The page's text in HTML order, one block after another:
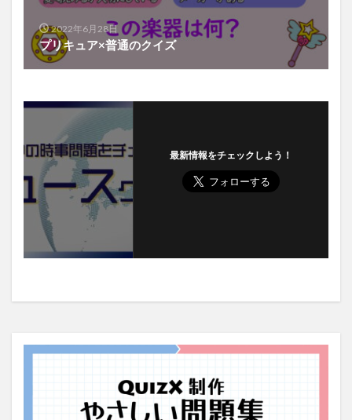
2022年6月28日
プリキュア×普通のクイズ
最新情報をチェックしよう！